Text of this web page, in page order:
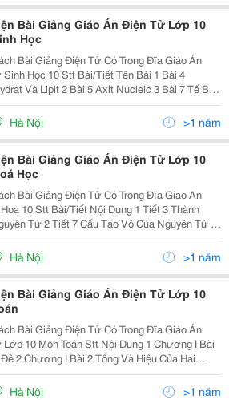
Bài Giảng Giáo Án Điện Tử Lớp 10
Học
Bài Giảng Điện Tử Có Trong Đĩa Giáo Án
Stt Bài/Tiết Tên Bài 1 Bài 4
Và Lipit 2 Bài 5 Axit Nucleic 3 Bài 7 Tế Bào
4 Bài 8 Tế Bào Nhân Thực 5 Bài 8 Tế Bào
Tiết 1 6 Bài 9 Tế Bào Nhân Thực-Ti
Hà Nội >1 năm
Bài Giảng Giáo Án Điện Tử Lớp 10
Học
Bài Giảng Điện Tử Có Trong Đĩa Giao An
Dung 1 Tiết 3 Thành
Tử 2 Tiết 7 Cấu Tạo Vỏ Của Nguyên Tử 3
Tuần Hoàn 4 Tiết 15 Sự Biến Đổi Tuần
Hình Electron 5 Tiết 22 Liên Kết Ion
Hà Nội >1 năm
Bài Giảng Giáo Án Điện Tử Lớp 10
Bài Giảng Điện Tử Có Trong Đĩa Giáo Án
Toán Stt Nội Dung 1 Chương I Bài
2 Chương I Bài 2 Tổng Và Hiệu Của Hai
3 Chương I Bài 2 Tổng Và Hiệu Của Hai Vecto
I Bài 3 Các Phép Toán Tập Hợp (
Hà Nội >1 năm